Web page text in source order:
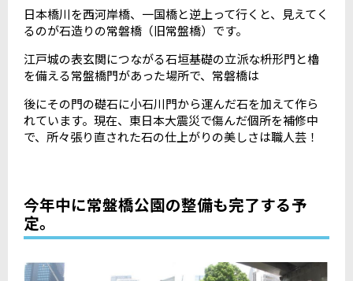
日本橋川を西河岸橋、一国橋と逆上って行くと、見えてく
るのが石造りの常磐橋（旧常盤橋）です。
江戸城の表玄関につながる石垣基礎の立派な枡形門と櫓
を備える常盤橋門があった場所で、常磐橋は
後にその門の礎石に小石川門から運んだ石を加えて作ら
れています。現在、東日本大震災で傷んだ個所を補修中
で、所々張り直された石の仕上がりの美しさは職人芸！
今年中に常盤橋公園の整備も完了する予
定。